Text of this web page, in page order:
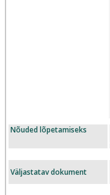
Nõuded lõpetamiseks
Väljastatav dokument